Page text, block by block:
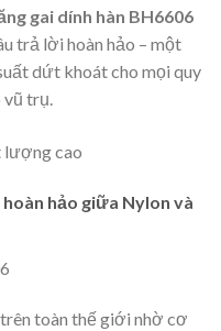
gai dính hàn BH6606
trả lời hoàn hảo – một
dứt khoát cho mọi quy
vũ trụ.
hảo giữa Nylon và
toàn thế giới nhờ cơ